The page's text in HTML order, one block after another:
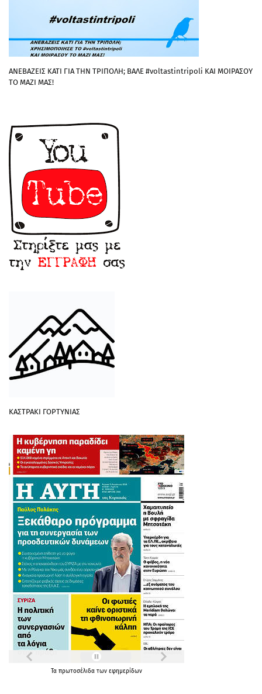
ΑΝΕΒΑΖΕΙΣ ΚΑΤΙ ΓΙΑ ΤΗΝ ΤΡΙΠΟΛΗ; ΒΑΛΕ #voltastintripoli ΚΑΙ ΜΟΙΡΑΣΟΥ
ΤΟ ΜΑΖΙ ΜΑΣ!
ΚΑΣΤΡΑΚΙ ΓΟΡΤΥΝΙΑΣ
Τα πρωτοσέλιδα των εφημερίδων